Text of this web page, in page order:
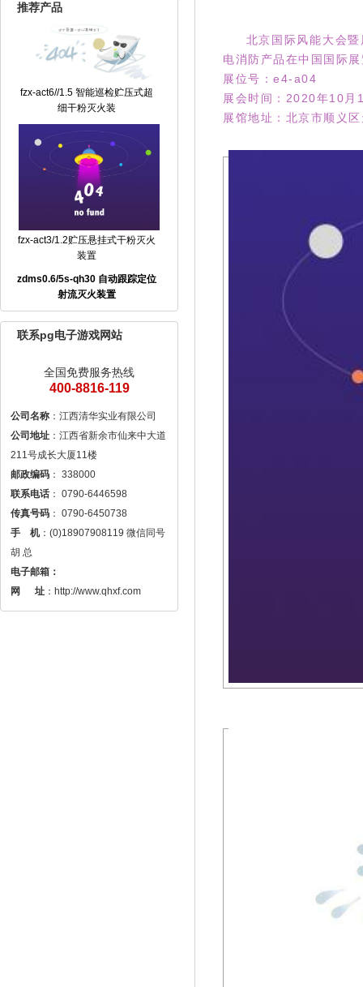
推荐产品
fzx-act6//1.5 智能巡检贮压式超
细干粉灭火装
fzx-act3/1.2贮压悬挂式干粉灭火
装置
zdms0.6/5s-qh30 自动跟踪定位
射流灭火装置
联系pg电子游戏网站
全国免费服务热线
400-8816-119
公司名称
公司地址 ：江西省新余市仙来中大道
邮政编码
联系电话
传真号码
手    机：(0)18907908119 微信同号
电子邮箱：
网 　 址 ：http://www.qhxf.com
北京国际风能大会暨
电消防产品在中国国际
展位号：
展会时间：2020年
展馆地址：北京市顺义